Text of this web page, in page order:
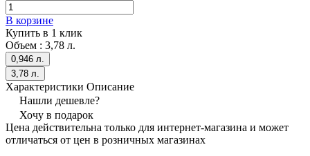
В корзине
Купить в 1 клик
Объем : 3,78 л.
0,946 л.
3,78 л.
Характеристики Описание
Нашли дешевле?
Хочу в подарок
Цена действительна только для интернет-магазина и может
отличаться от цен в розничных магазинах